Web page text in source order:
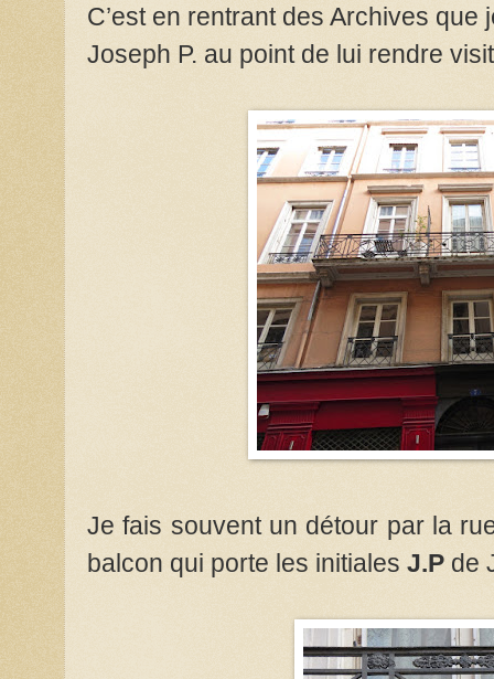
C’est en rentrant des Archives
Joseph P. au point de lui rendre
Je fais souvent un détour par la
balcon qui porte les initiales J.P de